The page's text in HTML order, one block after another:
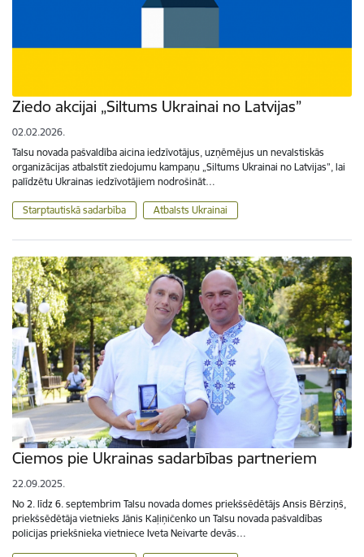
Ziedo akcijai „Siltums Ukrainai no Latvijas”
02.02.2026.
Talsu novada pašvaldība aicina iedzīvotājus, uzņēmējus un nevalstiskās
organizācijas atbalstīt ziedojumu kampaņu „Siltums Ukrainai no Latvijas”, lai
palīdzētu Ukrainas iedzīvotājiem nodrošināt…
Starptautiskā sadarbība Atbalsts Ukrainai
Ciemos pie Ukrainas sadarbības partneriem
22.09.2025.
No 2. līdz 6. septembrim Talsu novada domes priekšsēdētājs Ansis Bērziņš,
priekšsēdētāja vietnieks Jānis Kaļiņičenko un Talsu novada pašvaldības
policijas priekšnieka vietniece Iveta Neivarte devās…